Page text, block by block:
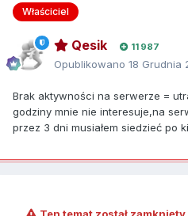
Właściciel
Qesik 11 987
Opublikowano 18 Grudnia
Brak aktywności na serwerze =
godziny mnie nie interesuje,na
przez 3 dni musiałem siedzieć po
Ten temat został